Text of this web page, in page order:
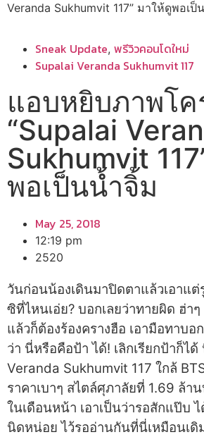
Veranda Sukhumvit 117” มาให้ดูพอเป็
Sneak Update, พรีวิวคอนโดใหม่
Supalai Veranda Sukhumvit 117
แอบหยิบภาพโค
“Supalai
Sukhumvit
พอเป็นน้ำจิ้ม
May 25, 2018
12:19 pm
2520
วันก่อนน้องเดินมาปิดตาแล้วเอาแต่
ซิที่ไหนเอ่ย? บอกเลยว่าทายผิด ฮ่า
แล้วก็ต้องร้องครางฮือ เอามือทาบ
ว่า นี่หรือคือป้า ได้! เลิกเรียกป้าก็ไ
Veranda Sukhumvit 117 ใกล้
ราคาเบาๆ สไตล์ศุภาลัยที่ 1.69 ล้า
ในเดือนหน้า เอาเป็นว่ารอสักแป๊บ
นิดหน่อย ไว้รออ่านกันที่นี่เหมือนเดิ